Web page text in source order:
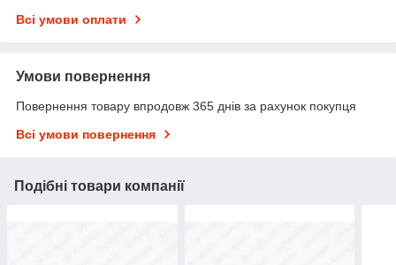
Всі умови оплати
Умови повернення
Повернення товару впродовж 365 днів за рахунок покупця
Всі умови повернення
Подібні товари компанії